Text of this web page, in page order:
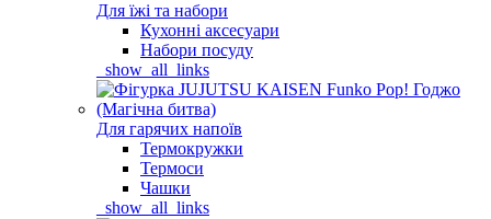
Для їжі та набори
Кухонні аксесуари
Набори посуду
_show_all_links
Для гарячих напоїв
Термокружки
Термоси
Чашки
_show_all_links